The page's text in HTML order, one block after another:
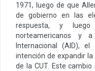
1971, luego de que
de gobierno en las
respuesta, y
norteamericanos y
Internacional (AID),
intención de expandir
de la CUT. Este